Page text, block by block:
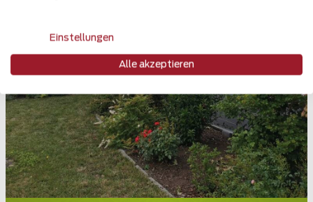
Einstellungen
Alle akzeptieren